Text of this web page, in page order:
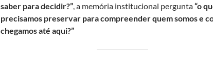
saber para decidir?”, a memória institucional pergunta“o
precisamos preservar para compreender quem somos e
chegamos até aqui?”